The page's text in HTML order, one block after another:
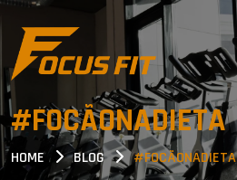
#FOCÃONADIETA
HOME BLOG #FOCÃONADIETA